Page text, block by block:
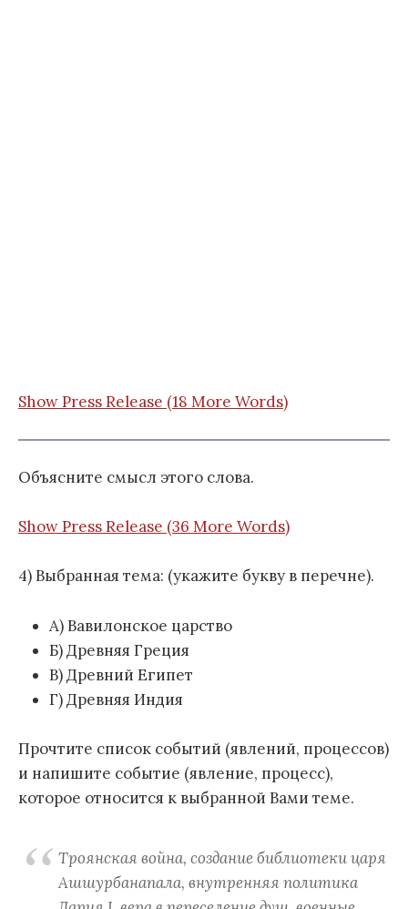
Show Press Release (18 More Words)
Объясните смысл этого слова.
Show Press Release (36 More Words)
4) Выбранная тема: (укажите букву в перечне).
А) Вавилонское царство
Б) Древняя Греция
В) Древний Египет
Г) Древняя Индия
Прочтите список событий (явлений, процессов)
и напишите событие (явление, процесс),
которое относится к выбранной Вами теме.
Троянская война, создание библиотеки царя
Ашшурбанапала, внутренняя политика